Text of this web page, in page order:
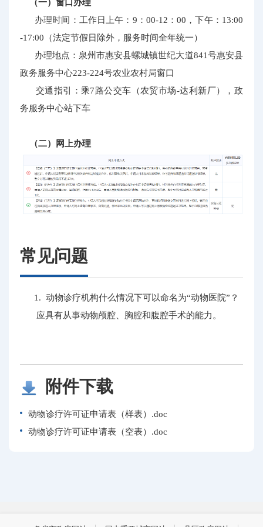
（一）窗口办理
办理时间：工作日上午：9：00-12：00，下午：13:00
-17:00（法定节假日除外，服务时间全年统一）
办理地点：泉州市惠安县螺城镇世纪大道841号惠安县
政务服务中心223-224号农业农村局窗口
交通指引：乘7路公交车（农贸市场-达利新厂），政
务服务中心站下车
（二）网上办理
常见问题
1. 动物诊疗机构什么情况下可以命名为“动物医院”？
应具有从事动物颅腔、胸腔和腹腔手术的能力。
附件下载
动物诊疗许可证申请表（样表）.doc
动物诊疗许可证申请表（空表）.doc